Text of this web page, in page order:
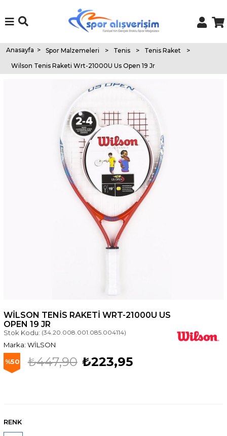
Anasayfa > Spor Malzemeleri > Tenis > Tenis Raket
>
Wilson Tenis Raketi Wrt-21000U Us Open 19 Jr
WILSON TENIS RAKETI WRT-21000U US
OPEN 19 JR
Stok Kodu: (34.20.008.001.085.004114)
WİLSON
50 ₺447,90 ₺223,95
RENK